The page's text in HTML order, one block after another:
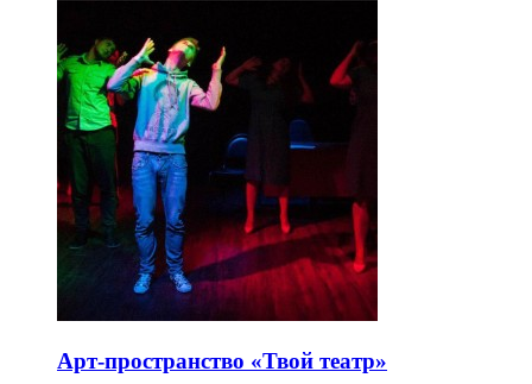
Арт-пространство «Твой театр»